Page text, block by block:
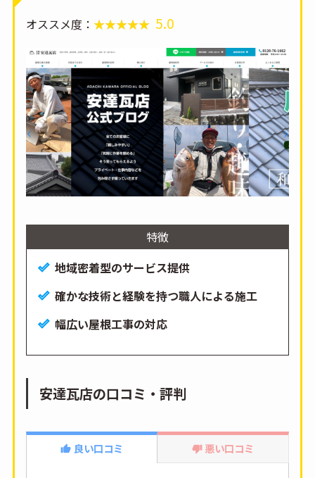
オススメ度： 5.0
特徴
地域密着型のサービス提供
確かな技術と経験を持つ職人による施工
幅広い屋根工事の対応
安達瓦店の口コミ・評判
良い口コミ 悪い口コミ